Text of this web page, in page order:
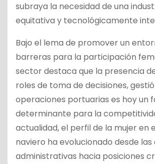
subraya la necesidad de una
equitativa y tecnológicamente
Bajo el lema de promover un
barreras para la participación
sector destaca que la presencia
roles de toma de decisiones,
operaciones portuarias es hoy un
determinante para la
actualidad, el perfil de la mujer en
naviero ha evolucionado desde las
administrativas hacia posiciones